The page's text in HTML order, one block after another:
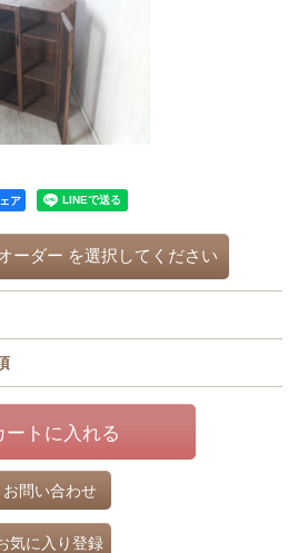
ア
ーダー を選択してください
ートに入れる
お問い合わせ
気に入り登録